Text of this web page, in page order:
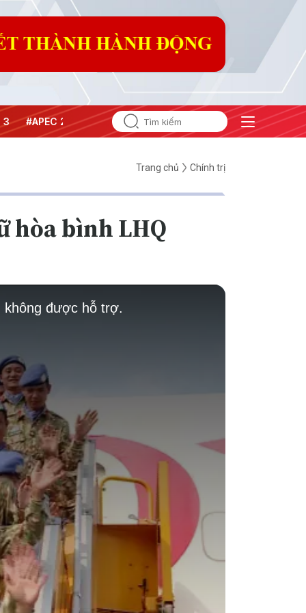
#APEC 2027
Trang chủ Chính trị
hòa bình LHQ
không được hỗ trợ.